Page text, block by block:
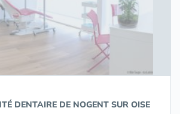
DENTAIRE DE NOGENT SUR OISE